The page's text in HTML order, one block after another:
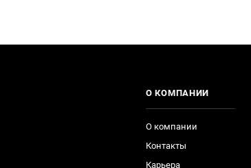
О КОМПАНИИ
О компании
Контакты
Карьера